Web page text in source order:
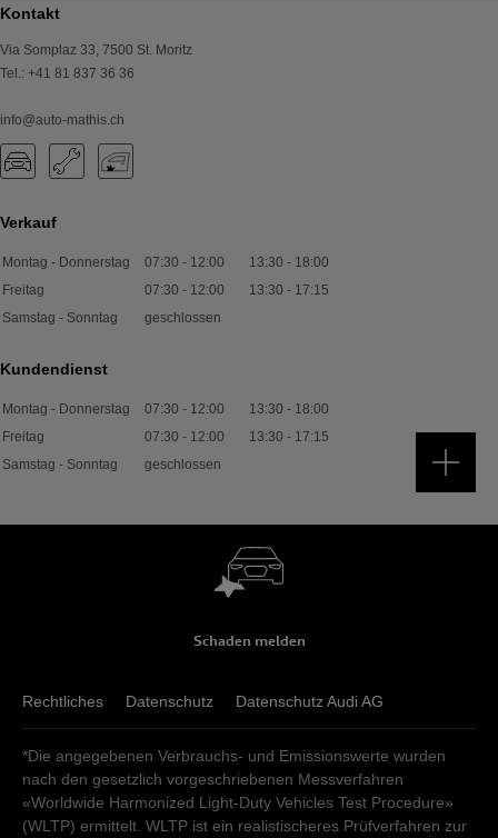
Kontakt
Via Somplaz 33, 7500 St. Moritz
Tel.: +41 81 837 36 36
info@auto-mathis.ch
Verkauf
Montag - Donnerstag 07:30 - 12:00 13:30 - 18:00
Freitag
07:30 - 12:00 13:30 - 17:15
Samstag - Sonntag
geschlossen
Kundendienst
Montag - Donnerstag 07:30 - 12:00 13:30 - 18:00
Freitag
07:30 - 12:00 13:30 - 17:15
Samstag - Sonntag
geschlossen
Schaden melden
Rechtliches Datenschutz Datenschutz Audi AG
*Die angegebenen Verbrauchs- und Emissionswerte wurden
nach den gesetzlich vorgeschriebenen Messverfahren
«Worldwide Harmonized Light-Duty Vehicles Test Procedure»
(WLTP) ermittelt. WLTP ist ein realistischeres Prüfverfahren zur